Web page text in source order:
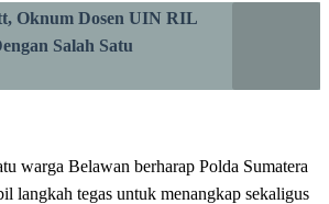
Oknum Dosen UIN RIL
Salah Satu
warga Belawan berharap Polda Sumatera
langkah tegas untuk menangkap sekaligus